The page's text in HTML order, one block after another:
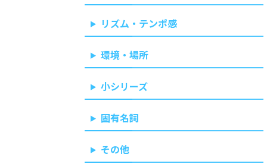
リズム・テンポ感
環境・場所
小シリーズ
固有名詞
その他